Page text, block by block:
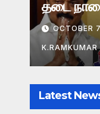
போட்டியில்
JANUARY
K.RAMKUMAR
Latest